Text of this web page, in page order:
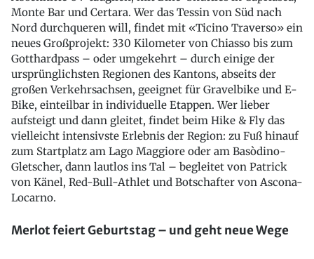
Monte Bar und Certara. Wer das Tessin von Süd nach
Nord durchqueren will, findet mit «Ticino Traverso» ein
neues Großprojekt: 330 Kilometer von Chiasso bis zum
Gotthardpass – oder umgekehrt – durch einige der
ursprünglichsten Regionen des Kantons, abseits der
großen Verkehrsachsen, geeignet für Gravelbike und E-
Bike, einteilbar in individuelle Etappen. Wer lieber
aufsteigt und dann gleitet, findet beim Hike & Fly das
vielleicht intensivste Erlebnis der Region: zu Fuß hinauf
zum Startplatz am Lago Maggiore oder am Basòdino-
Gletscher, dann lautlos ins Tal – begleitet von Patrick
von Känel, Red-Bull-Athlet und Botschafter von Ascona-
Locarno.
Merlot feiert Geburtstag – und geht neue Wege